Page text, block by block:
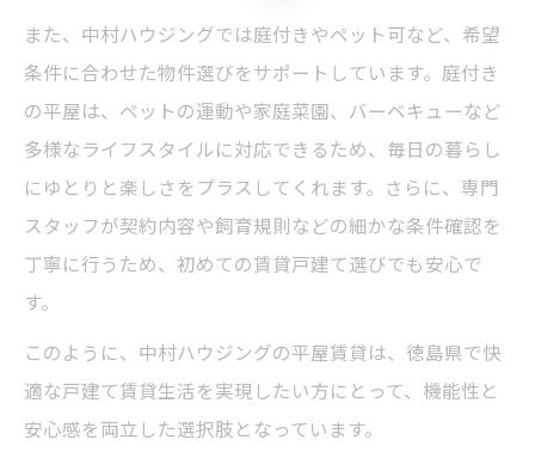
また、中村ハウジングでは庭付きやペット可など、希望
条件に合わせた物件選びをサポートしています。庭付き
の平屋は、ペットの運動や家庭菜園、バーベキューなど
多様なライフスタイルに対応できるため、毎日の暮らし
にゆとりと楽しさをプラスしてくれます。さらに、専門
スタッフが契約内容や飼育規則などの細かな条件確認を
丁寧に行うため、初めての賃貸戸建て選びでも安心で
す。
このように、中村ハウジングの平屋賃貸は、徳島県で快
適な戸建て賃貸生活を実現したい方にとって、機能性と
安心感を両立した選択肢となっています。